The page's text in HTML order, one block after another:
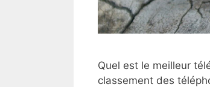
Quel est le meilleur
classement des